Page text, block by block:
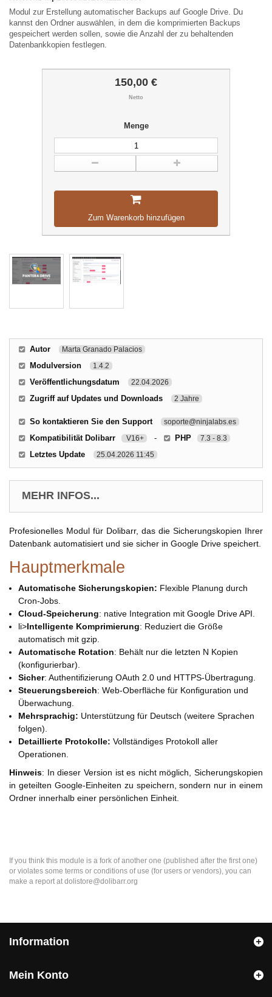
Modul zur Erstellung automatischer Backups auf Google Drive. Du
kannst den Ordner auswählen, in dem die komprimierten Backups
gespeichert werden sollen, sowie die Anzahl der zu behaltenden
Datenbankkopien festlegen.
150,00 €
Netto
Menge
Zum Warenkorb hinzufügen
Autor Marta Granado Palacios
Modulversion 1.4.2
Veröffentlichungsdatum 22.04.2026
Zugriff auf Updates und Downloads 2 Jahre
So kontaktieren Sie den Support soporte@ninjalabs.es
Kompatibilität Dolibarr V16+ - PHP 7.3 - 8.3
Letztes Update 25.04.2026 11:45
MEHR INFOS...
Profesionelles Modul für Dolibarr, das die Sicherungskopien Ihrer
Datenbank automatisiert und sie sicher in Google Drive speichert.
Hauptmerkmale
Automatische Sicherungskopien: Flexible Planung durch
Cron-Jobs.
Cloud-Speicherung: native Integration mit Google Drive API.
li>Intelligente Komprimierung: Reduziert die Größe
automatisch mit gzip.
Automatische Rotation: Behält nur die letzten N Kopien
(konfigurierbar).
Sicher: Authentifizierung OAuth 2.0 und HTTPS-Übertragung.
Steuerungsbereich: Web-Oberfläche für Konfiguration und
Überwachung.
Mehrsprachig: Unterstützung für Deutsch (weitere Sprachen
folgen).
Detaillierte Protokolle: Vollständiges Protokoll aller
Operationen.
Hinweis: In dieser Version ist es nicht möglich, Sicherungskopien
in geteilten Google-Einheiten zu speichern, sondern nur in einem
Ordner innerhalb einer persönlichen Einheit.
If you think this module is a fork of another one (published after the first one)
or violates some terms or conditions of use (for users or vendors), you can
make a report at dolistore@dolibarr.org
Information
Mein Konto